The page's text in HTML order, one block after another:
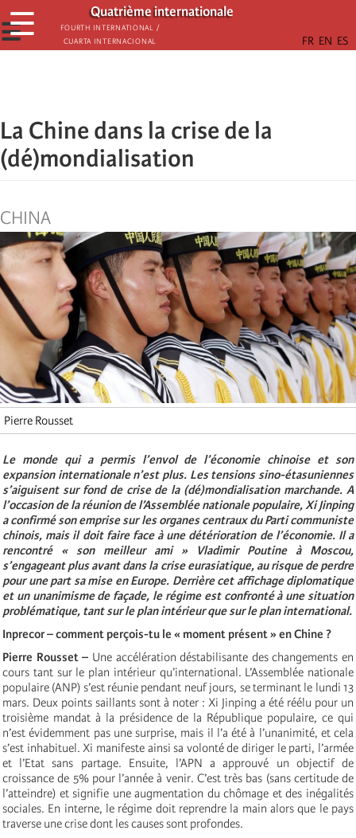
Aller
au
contenu
Quatrième internationale
Fourth International /
Cuarta Internacional
☰
☰
La Chine dans la crise de la
(dé)mondialisation
CHINA
Pierre Rousset
Le monde qui a permis l’envol de l’économie chinoise et son
expansion internationale n’est plus. Les tensions sino-étasuniennes
s’aiguisent sur fond de crise de la (dé)mondialisation marchande. A
l’occasion de la réunion de l’Assemblée nationale populaire, Xi Jinping
a confirmé son emprise sur les organes centraux du Parti communiste
chinois, mais il doit faire face à une détérioration de l’économie. Il a
rencontré « son meilleur ami » Vladimir Poutine à Moscou,
s’engageant plus avant dans la crise eurasiatique, au risque de perdre
pour une part sa mise en Europe. Derrière cet affichage diplomatique
et un unanimisme de façade, le régime est confronté à une situation
problématique, tant sur le plan intérieur que sur le plan international.
Inprecor – comment perçois-tu le « moment présent » en Chine ?
Pierre Rousset – Une accélération déstabilisante des changements en
cours tant sur le plan intérieur qu’international. L’Assemblée nationale
populaire (ANP) s’est réunie pendant neuf jours, se terminant le lundi 13
mars. Deux points saillants sont à noter : Xi Jinping a été réélu pour un
troisième mandat à la présidence de la République populaire, ce qui
n’est évidemment pas une surprise, mais il l’a été à l’unanimité, et cela
s’est inhabituel. Xi manifeste ainsi sa volonté de diriger le parti, l’armée
et l’Etat sans partage. Ensuite, l’APN a approuvé un objectif de
croissance de 5% pour l’année à venir. C’est très bas (sans certitude de
l’atteindre) et signifie une augmentation du chômage et des inégalités
sociales. En interne, le régime doit reprendre la main alors que le pays
traverse une crise dont les causes sont profondes.